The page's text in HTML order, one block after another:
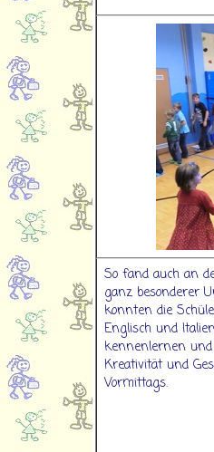
So fand auch an
ganz besonderer
konnten die
Englisch und
kennenlernen
Kreativität und
Vormittags.